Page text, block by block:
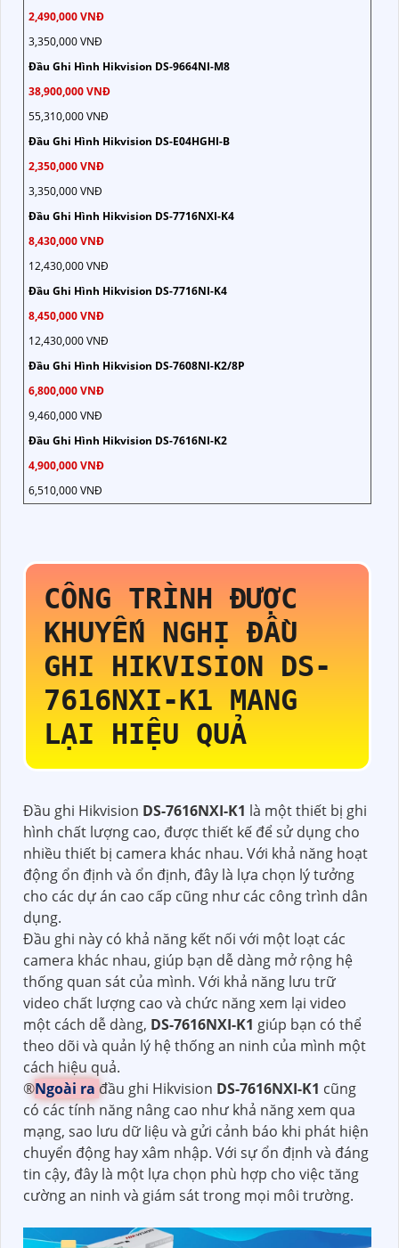
2,490,000 VNĐ
3,350,000 VNĐ
Đầu Ghi Hình Hikvision DS-9664NI-M8
38,900,000 VNĐ
55,310,000 VNĐ
Đầu Ghi Hình Hikvision DS-E04HGHI-B
2,350,000 VNĐ
3,350,000 VNĐ
Đầu Ghi Hình Hikvision DS-7716NXI-K4
8,430,000 VNĐ
12,430,000 VNĐ
Đầu Ghi Hình Hikvision DS-7716NI-K4
8,450,000 VNĐ
12,430,000 VNĐ
Đầu Ghi Hình Hikvision DS-7608NI-K2/8P
6,800,000 VNĐ
9,460,000 VNĐ
Đầu Ghi Hình Hikvision DS-7616NI-K2
4,900,000 VNĐ
6,510,000 VNĐ
CÔNG TRÌNH ĐƯỢC
KHUYẾN NGHỊ ĐẦU
GHI HIKVISION DS-
7616NXI-K1 MANG
LẠI HIỆU QUẢ
Đầu ghi Hikvision DS-7616NXI-K1 là một thiết bị ghi
hình chất lượng cao, được thiết kế để sử dụng cho
nhiều thiết bị camera khác nhau. Với khả năng hoạt
động ổn định và ổn định, đây là lựa chọn lý tưởng
cho các dự án cao cấp cũng như các công trình dân
dụng.
Đầu ghi này có khả năng kết nối với một loạt các
camera khác nhau, giúp bạn dễ dàng mở rộng hệ
thống quan sát của mình. Với khả năng lưu trữ
video chất lượng cao và chức năng xem lại video
một cách dễ dàng, DS-7616NXI-K1 giúp bạn có thể
theo dõi và quản lý hệ thống an ninh của mình một
cách hiệu quả.
®️Ngoài ra đầu ghi Hikvision DS-7616NXI-K1 cũng
có các tính năng nâng cao như khả năng xem qua
mạng, sao lưu dữ liệu và gửi cảnh báo khi phát hiện
chuyển động hay xâm nhập. Với sự ổn định và đáng
tin cậy, đây là một lựa chọn phù hợp cho việc tăng
cường an ninh và giám sát trong mọi môi trường.